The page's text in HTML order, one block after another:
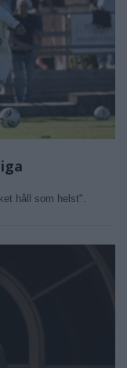
håll som helst".